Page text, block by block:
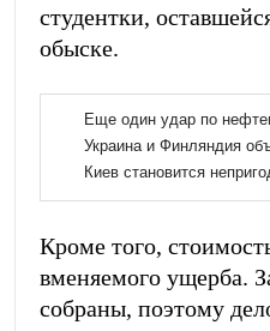
студентки,
обыске.
Кроме того,
вменяемого ущерба.
собраны, поэтому